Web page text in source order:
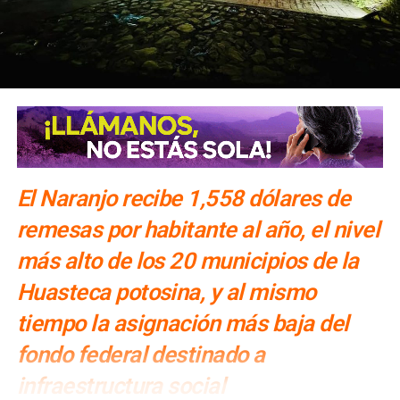
El Naranjo recibe 1,558 dólares de
remesas por habitante al año, el nivel
más alto de los 20 municipios de la
Huasteca potosina, y al mismo
tiempo la asignación más baja del
fondo federal destinado a
infraestructura social